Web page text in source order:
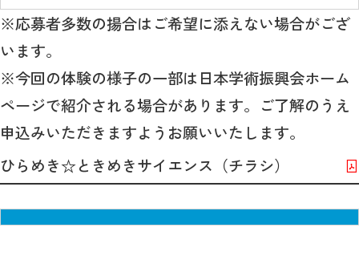
※応募者多数の揚合はご希望に添えない場合がござ
います。
※今回の体験の様子の一部は日本学術振興会ホーム
ページで紹介される場合があります。ご了解のうえ
申込みいただきますようお願いいたします。
ひらめき☆ときめきサイエンス（チラシ）